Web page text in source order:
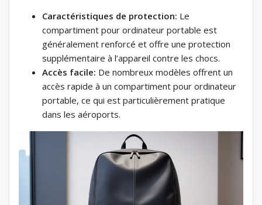
Caractéristiques de protection: Le
compartiment pour ordinateur portable est
généralement renforcé et offre une protection
supplémentaire à l’appareil contre les chocs.
Accès facile: De nombreux modèles offrent un
accès rapide à un compartiment pour ordinateur
portable, ce qui est particulièrement pratique
dans les aéroports.